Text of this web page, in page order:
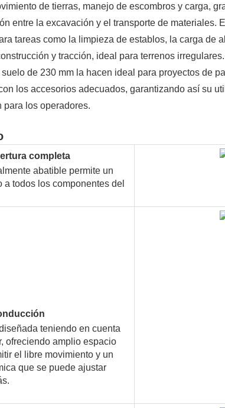
de tierras, manejo de escombros y carga,
entre la excavación y el transporte de materiales.
tareas como la limpieza de establos, la carga de
y tracción, ideal para terrenos
de 230 mm la hacen ideal para proyectos de
los accesorios adecuados, garantizando así su
para los operadores.
completa
abatible permite un
todos los componentes del
teniendo en cuenta
ofreciendo amplio espacio
el libre movimiento y un
que se puede ajustar